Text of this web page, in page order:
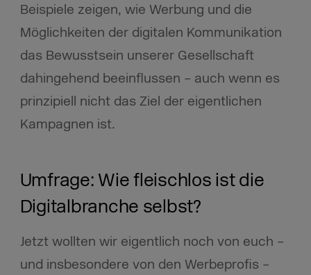
Beispiele zeigen, wie Werbung und die
Möglichkeiten der digitalen Kommunikation
das Bewusstsein unserer Gesellschaft
dahingehend beeinflussen – auch wenn es
prinzipiell nicht das Ziel der eigentlichen
Kampagnen ist.
Umfrage: Wie fleischlos ist die
Digitalbranche selbst?
Jetzt wollten wir eigentlich noch von euch –
und insbesondere von den Werbeprofis –